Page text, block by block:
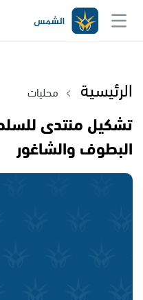
الرئيسية محليات
تشكيل منتدى
البطوف والشاغور